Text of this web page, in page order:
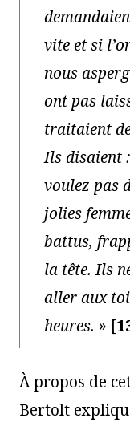
vite et si
nous
ont pas
traitaient
Ils disaient
voulez pas
jolies
battus,
la tête. Ils
aller aux
heures. » [
À propos de
Bertolt